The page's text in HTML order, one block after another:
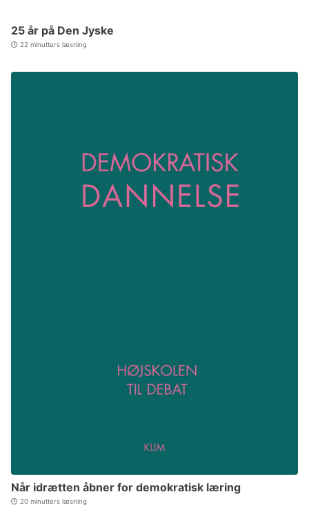
25 år på Den Jyske
22 minutters læsning
Når idrætten åbner for demokratisk læring
20 minutters læsning